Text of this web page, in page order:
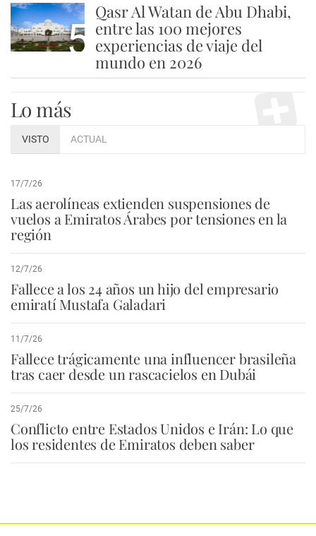
5
Qasr Al Watan de Abu Dhabi,
entre las 100 mejores
experiencias de viaje del
mundo en 2026
Lo más
VISTO ACTUAL
17/7/26
Las aerolíneas extienden suspensiones de
vuelos a Emiratos Árabes por tensiones en la
región
12/7/26
Fallece a los 24 años un hijo del empresario
emiratí Mustafa Galadari
11/7/26
Fallece trágicamente una influencer brasileña
tras caer desde un rascacielos en Dubái
25/7/26
Conflicto entre Estados Unidos e Irán: Lo que
los residentes de Emiratos deben saber